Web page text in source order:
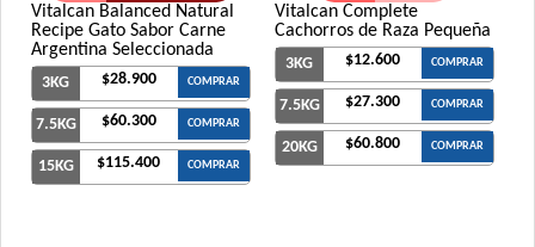
Vitalcan Balanced Natural
Recipe Gato Sabor Carne
Argentina Seleccionada
3KG $28.900 COMPRAR
7.5KG $60.300 COMPRAR
15KG $115.400 COMPRAR
Vitalcan Complete
Cachorros de Raza Pequeña
3KG $12.600 COMPRAR
7.5KG $27.300 COMPRAR
20KG $60.800 COMPRAR